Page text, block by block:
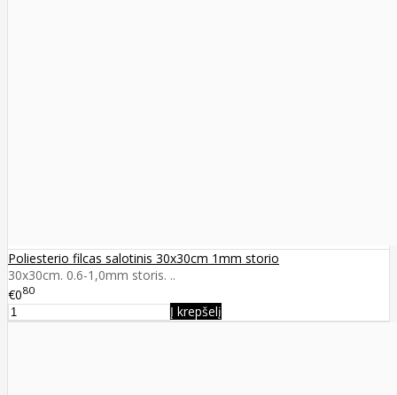
Poliesterio filcas salotinis 30x30cm 1mm storio
30x30cm. 0.6-1,0mm storis. ..
€080
Į krepšelį